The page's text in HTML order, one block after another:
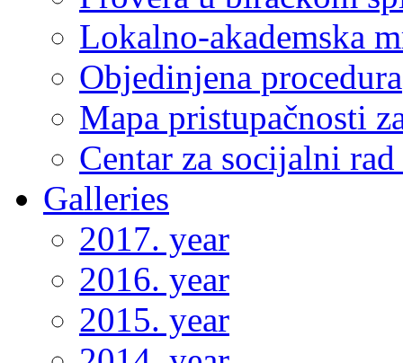
Lokalno-akademska
Objedinjena procedura
Mapa pristupačnosti
Centar za socijalni
Galleries
2017. year
2016. year
2015. year